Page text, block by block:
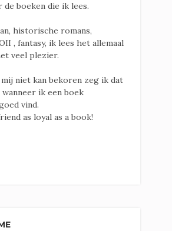
de boeken die ik lees.
historische romans,
, fantasy, ik lees het allemaal
veel plezier.
niet kan bekoren zeg ik dat
wanneer ik een boek
vind.
as loyal as a book!